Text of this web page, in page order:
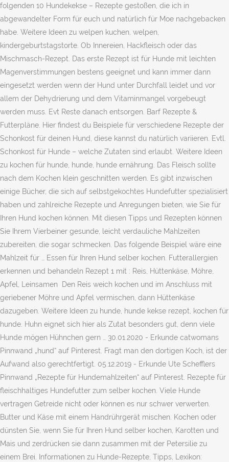
folgenden 10 Hundekekse – Rezepte gestoßen, die ich in
abgewandelter Form für euch und natürlich für Moe nachgebacken
habe. Weitere Ideen zu welpen kuchen, welpen,
kindergeburtstagstorte. Ob Innereien, Hackfleisch oder das
Mischmasch-Rezept. Das erste Rezept ist für Hunde mit leichten
Magenverstimmungen bestens geeignet und kann immer dann
eingesetzt werden wenn der Hund unter Durchfall leidet und vor
allem der Dehydrierung und dem Vitaminmangel vorgebeugt
werden muss. Evt Reste danach entsorgen. Barf Rezepte &
Futterpläne. Hier findest du Beispiele für verschiedene Rezepte der
Schonkost für deinen Hund, diese kannst du natürlich variieren. Evtl.
Schonkost für Hunde – welche Zutaten sind erlaubt. Weitere Ideen
zu kochen für hunde, hunde, hunde ernährung. Das Fleisch sollte
nach dem Kochen klein geschnitten werden. Es gibt inzwischen
einige Bücher, die sich auf selbstgekochtes Hundefutter spezialisiert
haben und zahlreiche Rezepte und Anregungen bieten, wie Sie für
Ihren Hund kochen können. Mit diesen Tipps und Rezepten können
Sie Ihrem Vierbeiner gesunde, leicht verdauliche Mahlzeiten
zubereiten, die sogar schmecken. Das folgende Beispiel wäre eine
Mahlzeit für … Essen für Ihren Hund selber kochen. Futterallergien
erkennen und behandeln Rezept 1 mit : Reis, Hüttenkäse, Möhre,
Apfel, Leinsamen ️ Den Reis weich kochen und im Anschluss mit
geriebener Möhre und Apfel vermischen, dann Hüttenkäse
dazugeben. Weitere Ideen zu hunde, hunde kekse rezept, kochen für
hunde. Huhn eignet sich hier als Zutat besonders gut, denn viele
Hunde mögen Hühnchen gern … 30.01.2020 - Erkunde catwomans
Pinnwand „hund“ auf Pinterest. Fragt man den dortigen Koch, ist der
Aufwand also gerechtfertigt. 05.12.2019 - Erkunde Ute Schefflers
Pinnwand „Rezepte für Hundemahlzeiten“ auf Pinterest. Rezepte für
fleischhaltiges Hundefutter zum selber kochen. Viele Hunde
vertragen Getreide nicht oder können es nur schwer verwerten.
Butter und Käse mit einem Handrührgerät mischen. Kochen oder
dünsten Sie, wenn Sie für Ihren Hund selber kochen, Karotten und
Mais und zerdrücken sie dann zusammen mit der Petersilie zu
einem Brei. Informationen zu Hunde-Rezepte, Tipps, Lexikon: